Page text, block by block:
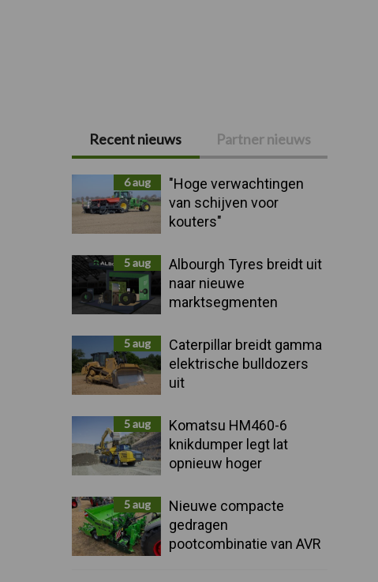
Primaire
Sidebar
Recent nieuws Partner nieuws
6 aug
"Hoge verwachtingen
van schijven voor
kouters"
5 aug
Albourgh Tyres breidt uit
naar nieuwe
marktsegmenten
5 aug
Caterpillar breidt gamma
elektrische bulldozers
uit
5 aug
Komatsu HM460-6
knikdumper legt lat
opnieuw hoger
5 aug
Nieuwe compacte
gedragen
pootcombinatie van AVR